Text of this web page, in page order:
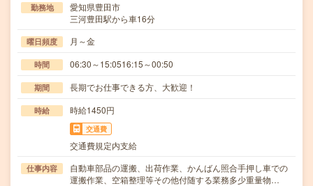
勤務地
愛知県豊田市
三河豊田駅から車16分
曜日頻度 月～金
時間 06:30～15:0516:15～00:50
期間 長期でお仕事できる方、大歓迎！
時給 時給1450円
交通費
交通費規定内支給
仕事内容
自動車部品の運搬、出荷作業、かんばん照合手押し車での
運搬作業、空箱整理等その他付随する業務多少重量物…